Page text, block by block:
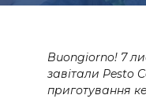
Buongiorno! 7
завітали Pesto
приготування